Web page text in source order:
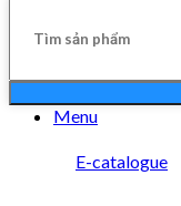
Menu
E-catalogue